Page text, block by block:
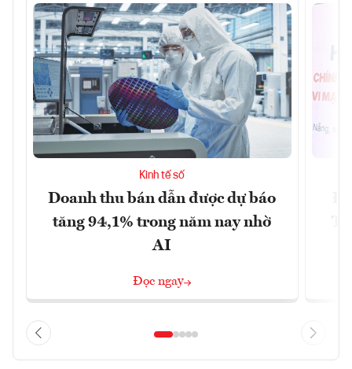
Kinh tế số
Doanh thu bán dẫn được dự báo
tăng 94,1% trong năm nay nhờ
AI
Đọc ngay